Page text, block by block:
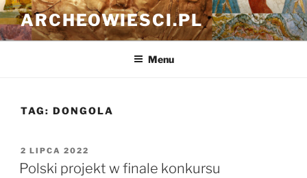
Przejdź
do
treści
ARCHEOWIESCI.PL
Menu
TAG: DONGOLA
OPUBLIKOWANE
W
2 LIPCA 2022
Polski projekt w finale konkursu